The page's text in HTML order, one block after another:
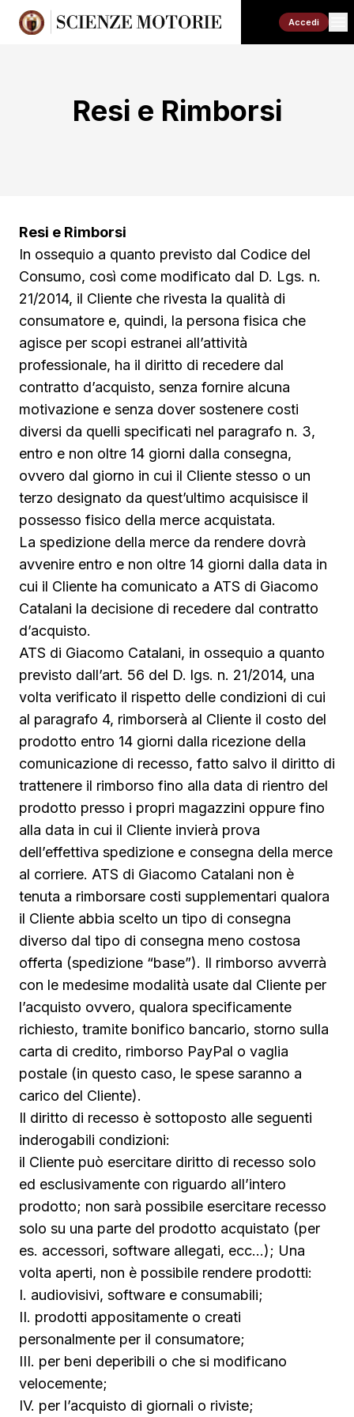
Accedi
Resi e Rimborsi
Resi e Rimborsi
In ossequio a quanto previsto dal Codice del
Consumo, così come modificato dal D. Lgs. n.
21/2014, il Cliente che rivesta la qualità di
consumatore e, quindi, la persona fisica che
agisce per scopi estranei all’attività
professionale, ha il diritto di recedere dal
contratto d’acquisto, senza fornire alcuna
motivazione e senza dover sostenere costi
diversi da quelli specificati nel paragrafo n. 3,
entro e non oltre 14 giorni dalla consegna,
ovvero dal giorno in cui il Cliente stesso o un
terzo designato da quest’ultimo acquisisce il
possesso fisico della merce acquistata.
La spedizione della merce da rendere dovrà
avvenire entro e non oltre 14 giorni dalla data in
cui il Cliente ha comunicato a ATS di Giacomo
Catalani la decisione di recedere dal contratto
d’acquisto.
ATS di Giacomo Catalani, in ossequio a quanto
previsto dall’art. 56 del D. lgs. n. 21/2014, una
volta verificato il rispetto delle condizioni di cui
al paragrafo 4, rimborserà al Cliente il costo del
prodotto entro 14 giorni dalla ricezione della
comunicazione di recesso, fatto salvo il diritto di
trattenere il rimborso fino alla data di rientro del
prodotto presso i propri magazzini oppure fino
alla data in cui il Cliente invierà prova
dell’effettiva spedizione e consegna della merce
al corriere. ATS di Giacomo Catalani non è
tenuta a rimborsare costi supplementari qualora
il Cliente abbia scelto un tipo di consegna
diverso dal tipo di consegna meno costosa
offerta (spedizione “base”). Il rimborso avverrà
con le medesime modalità usate dal Cliente per
l’acquisto ovvero, qualora specificamente
richiesto, tramite bonifico bancario, storno sulla
carta di credito, rimborso PayPal o vaglia
postale (in questo caso, le spese saranno a
carico del Cliente).
Il diritto di recesso è sottoposto alle seguenti
inderogabili condizioni:
il Cliente può esercitare diritto di recesso solo
ed esclusivamente con riguardo all’intero
prodotto; non sarà possibile esercitare recesso
solo su una parte del prodotto acquistato (per
es. accessori, software allegati, ecc…); Una
volta aperti, non è possibile rendere prodotti:
I. audiovisivi, software e consumabili;
II. prodotti appositamente o creati
personalmente per il consumatore;
III. per beni deperibili o che si modificano
velocemente;
IV. per l’acquisto di giornali o riviste;